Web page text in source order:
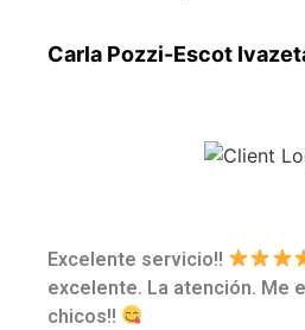
Carla Pozzi-Escot
Excelente servicio!!
excelente. La atención. Me
chicos!!